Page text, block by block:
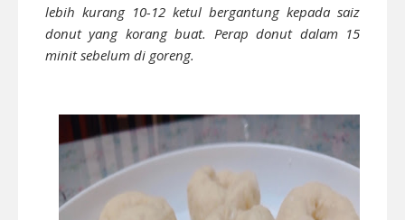
lebih kurang 10-12 ketul bergantung kepada saiz
donut yang korang buat. Perap donut dalam 15
minit sebelum di goreng.